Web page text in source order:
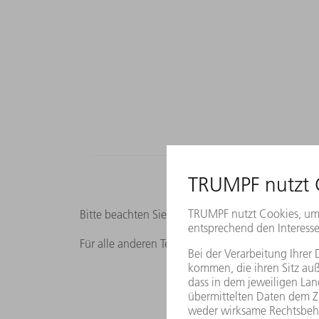
Bitte beachten Sie, dass die Außendienstsuche
Für alle anderen Technologien wenden Sie sich an: